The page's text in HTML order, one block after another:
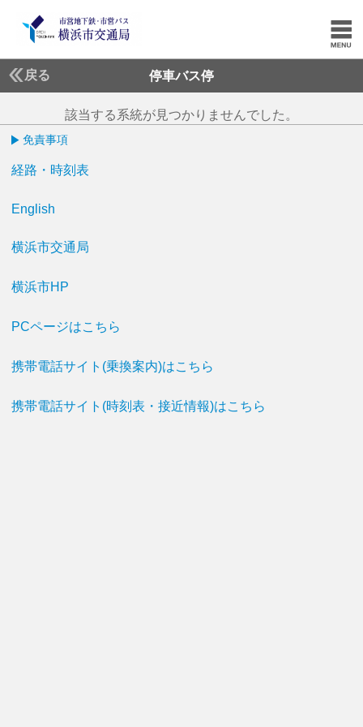
戻る 停車バス停
該当する系統が見つかりませんでした。
免責事項
経路・時刻表
English
横浜市交通局
横浜市HP
PCページはこちら
携帯電話サイト(乗換案内)はこちら
携帯電話サイト(時刻表・接近情報)はこちら